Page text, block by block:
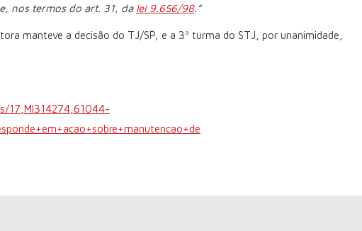
nos termos do art. 31, da lei 9.656/98.”
manteve a decisão do TJ/SP, e a 3ª turma do STJ, por unanimidade,
17,MI314274,61044-